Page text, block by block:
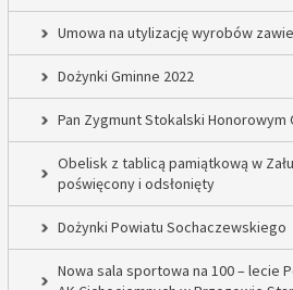
Umowa na utylizację wyrobów
Dożynki Gminne 2022
Pan Zygmunt Stokalski Honorowym
Obelisk z tablicą pamiątkową w
poświęcony i odsłonięty
Dożynki Powiatu Sochaczewskiego
Nowa sala sportowa na 100 – lecie